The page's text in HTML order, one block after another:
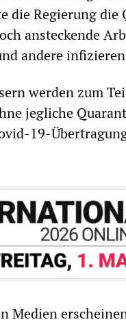
die Regierung
ansteckende
andere
werden zum
jegliche
19-
Medien